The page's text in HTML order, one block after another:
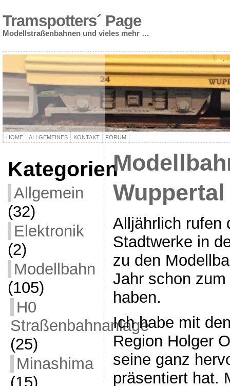
Tramspotters´ Page
Modellstraßenbahnen und vieles mehr …
HOME ALLGEMEINES KONTAKT FORUM
Kategorien
Allgemein
(32)
Elektronik
(2)
Modellbahn
(105)
H0
Straßenbahnanlage
(25)
Minashima
(15)
Wuppertal
Alljährlich rufen
Stadtwerke in
zu den
Jahr schon
haben.
Ich habe mit
Region Holger
seine ganz
präsentiert hat.